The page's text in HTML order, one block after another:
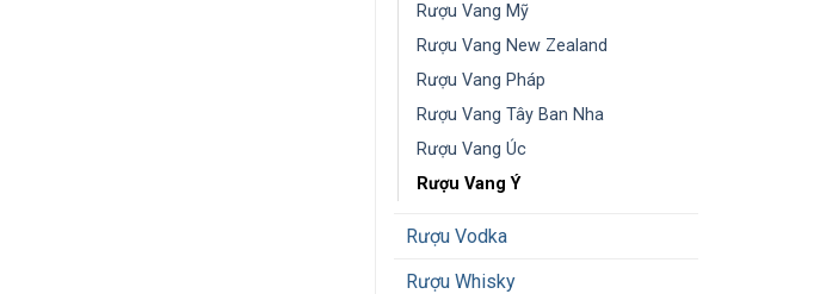
Rượu Vang Mỹ
Rượu Vang New Zealand
Rượu Vang Pháp
Rượu Vang Tây Ban Nha
Rượu Vang Úc
Rượu Vang Ý
Rượu Vodka
Rượu Whisky